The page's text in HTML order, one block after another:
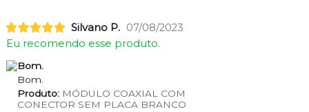
Silvano P. 07/08/2023
Eu recomendo esse produto.
Bom.
Bom.
Produto:MÓDULO COAXIAL COM
CONECTOR SEM PLACA BRANCO